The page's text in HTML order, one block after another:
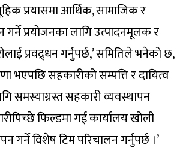
प्रयासमा आर्थिक, सामाजिक र
प्रयोजनका लागि उत्पादनमूलक र
प्रवद्र्धन गर्नुपर्छ,’ समितिले भनेको छ,
भएपछि सहकारीको सम्पत्ति र दायित्व
समस्याग्रस्त सहकारी व्यवस्थापन
फिल्डमा गई कार्यालय खोली
गर्ने विशेष टिम परिचालन गर्नुपर्छ ।’